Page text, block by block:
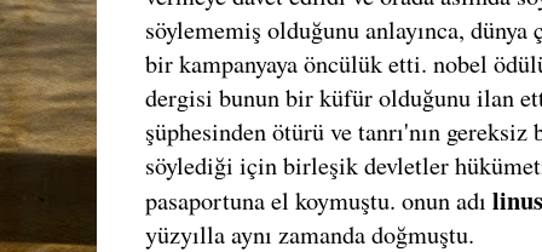
söylememiş olduğunu anlayınca, dünya
bir kampanyaya öncülük etti. nobel
dergisi bunun bir küfür olduğunu ilan
şüphesinden ötürü ve tanrı'nın
söylediği için birleşik devletler
pasaportuna el koymuştu. onun adı
yüzyılla aynı zamanda doğmuştu.